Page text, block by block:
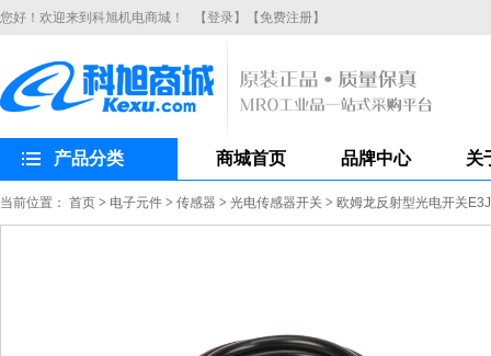
您好！欢迎来到科旭机电商城！ 【登录】 【免费注册】
产品分类 商城首页 品牌中心 关
当前位置： 首页 > 电子元件 > 传感器 > 光电传感器开关 > 欧姆龙反射型光电开关